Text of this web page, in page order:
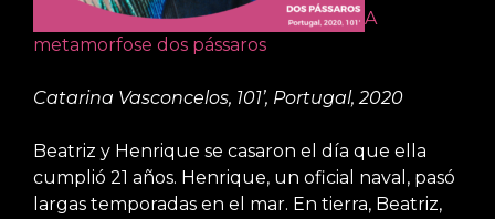
A
metamorfose dos pássaros
Catarina Vasconcelos, 101’, Portugal, 2020
Beatriz y Henrique se casaron el día que ella
cumplió 21 años. Henrique, un oficial naval, pasó
largas temporadas en el mar. En tierra, Beatriz,